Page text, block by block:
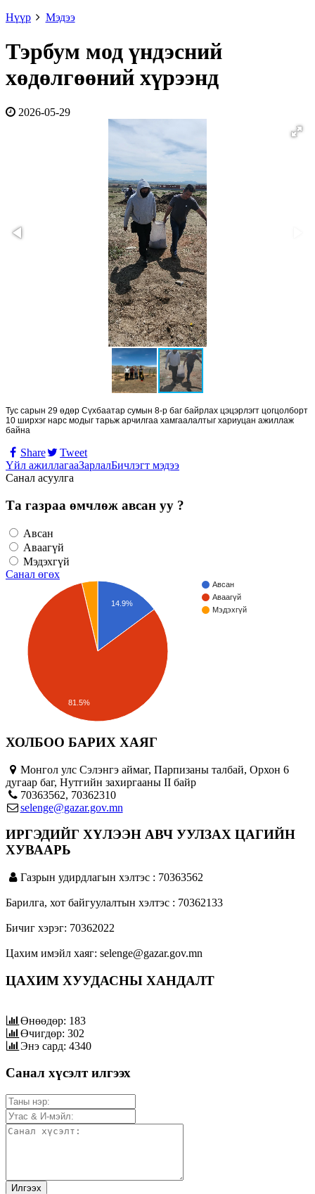
Нүүр
Мэдээ
Тэрбум мод үндэсний
хөдөлгөөний хүрээнд
2026-05-29
Тус сарын 29 өдөр Сүхбаатар сумын 8-р баг байрлах цэцэрлэгт цогцолборт
10 ширхэг нарс модыг тарьж арчилгаа хамгаалалтыг хариуцан ажиллаж
байна
Share
Tweet
Үйл ажиллагааЗарлалБичлэгт мэдээ
Санал асуулга
Та газраа өмчлөж авсан уу ?
Авсан
Аваагүй
Мэдэхгүй
Санал өгөх
Авсан
Аваагүй
Мэдэхгүй
14.9%
81.5%
ХОЛБОО БАРИХ ХАЯГ
Монгол улс Сэлэнгэ аймаг, Парпизаны талбай, Орхон 6
дугаар баг, Нутгийн захиргааны II байр
70363562, 70362310
selenge@gazar.gov.mn
ИРГЭДИЙГ ХҮЛЭЭН АВЧ УУЛЗАХ ЦАГИЙН
ХУВААРЬ
Газрын удирдлагын хэлтэс : 70363562
Барилга, хот байгуулалтын хэлтэс : 70362133
Бичиг хэрэг: 70362022
Цахим имэйл хаяг: selenge@gazar.gov.mn
ЦАХИМ ХУУДАСНЫ ХАНДАЛТ
Өнөөдөр: 183
Өчигдөр: 302
Энэ сард: 4340
Санал хүсэлт илгээх